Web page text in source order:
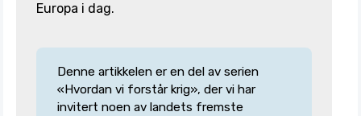
Europa i dag.
Denne artikkelen er en del av serien
«Hvordan vi forstår krig», der vi har
invitert noen av landets fremste